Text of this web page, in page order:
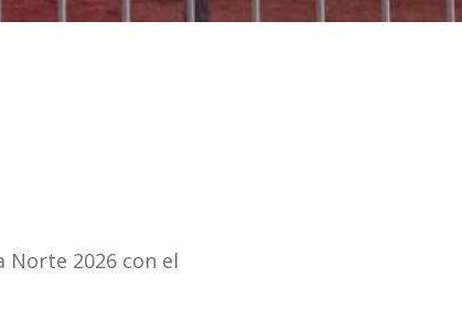
Norte 2026 con el